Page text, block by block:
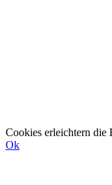
Cookies erleichtern die
Ok